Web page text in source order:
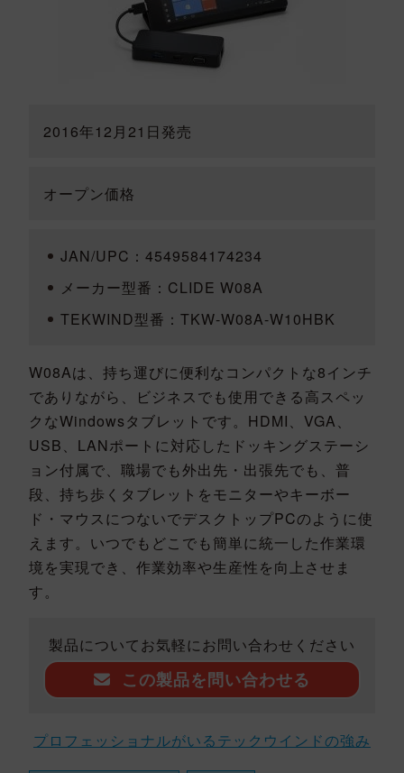
2016年12月21日発売
オープン価格
JAN/UPC：4549584174234
メーカー型番：CLIDE W08A
TEKWIND型番：TKW-W08A-W10HBK
W08Aは、持ち運びに便利なコンパクトな8インチ
でありながら、ビジネスでも使用できる高スペッ
クなWindowsタブレットです。HDMI、VGA、
USB、LANポートに対応したドッキングステーシ
ョン付属で、職場でも外出先・出張先でも、普
段、持ち歩くタブレットをモニターやキーボー
ド・マウスにつないでデスクトップPCのように使
えます。いつでもどこでも簡単に統一した作業環
境を実現でき、作業効率や生産性を向上させま
す。
製品についてお気軽にお問い合わせください
この製品を問い合わせる
プロフェッショナルがいるテックウインドの強み